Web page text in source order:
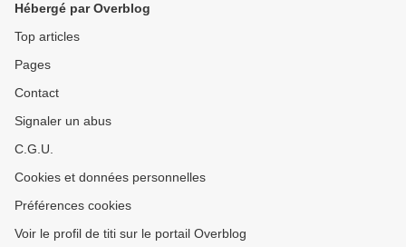
Hébergé par Overblog
Top articles
Pages
Contact
Signaler un abus
C.G.U.
Cookies et données personnelles
Préférences cookies
Voir le profil de titi sur le portail Overblog